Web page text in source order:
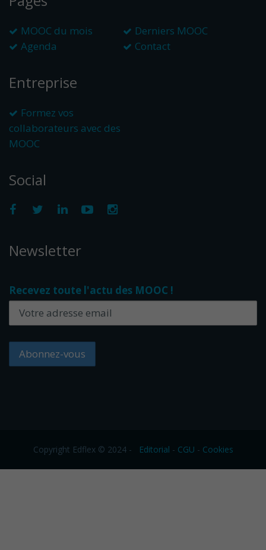
MOOC du mois
Derniers MOOC
Agenda
Contact
Entreprise
Formez vos
collaborateurs avec des
MOOC
Social
Newsletter
Recevez toute l'actu des MOOC !
Copyright Edflex © 2024 - Editorial - CGU - Cookies